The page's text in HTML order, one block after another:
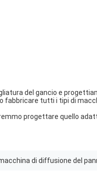
del gancio e
fabbricare tutti i tipi di
progettare quello
di diffusione del